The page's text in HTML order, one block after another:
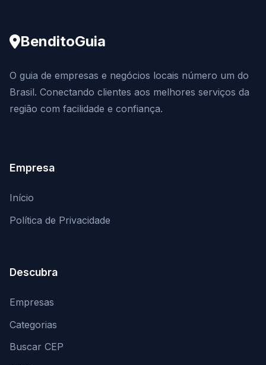
BenditoGuia
O guia de empresas e negócios locais número um do
Brasil. Conectando clientes aos melhores serviços da
região com facilidade e confiança.
Empresa
Início
Política de Privacidade
Descubra
Empresas
Categorias
Buscar CEP